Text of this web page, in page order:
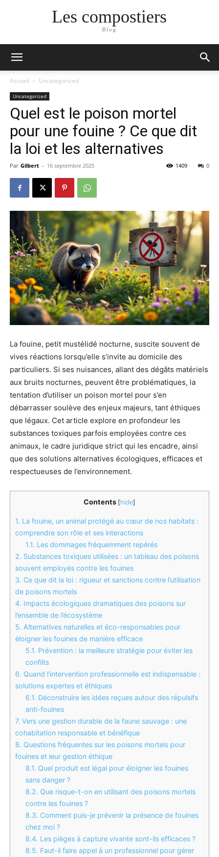
Les compostiers
Blog
Accueil Uncategorized
Uncategorized
Quel est le poison mortel
pour une fouine ? Ce que dit
la loi et les alternatives
Par Gilbert - 16 septembre 2025 0
1409
La fouine, petit mustélidé nocturne, suscite souvent de
vives réactions lorsqu’elle s’invite au domicile des
particuliers. Si ses nuisances, allant des dégâts matériels
aux bruits nocturnes, peuvent être problématiques, la
tentation d’utiliser un poison mortel pour s’en
débarrasser soulève des enjeux majeurs, tant éthiques
que légaux. Cet article explore en profondeur les
substances toxiques parfois employées contre ces
animaux, le cadre juridique strict qui les encadre, ainsi
que des solutions alternatives écologiques, efficaces et
respectueuses de l’environnement.
Contents [hide]
1. La fouine, un animal protégé au cœur de nos habitats :
comprendre son rôle et ses interactions
1.1. Les dommages fréquemment repérés
2. Substances toxiques utilisées : un tableau des poisons
souvent employés contre les fouines
3. Ce que dit la loi : rigueur et sanctions contre l’utilisation
de poisons mortels
4. Impacts écologiques dramatiques des poisons sur
l’ensemble de l’écosystème
5. Alternatives naturelles et éco-responsables pour
éloigner les fouines de manière efficace
5.1. Prévention : la meilleure stratégie pour éviter les
conflits
6. Quand l’intervention professionnelle est indispensable :
solutions expertes et éthiques
6.1. Déconstruire les idées reçues autour des répulsifs
anti-fouines
7. Vers une gestion durable de la faune sauvage : une
cohabitation responsable et bénéfique
8. Questions fréquentes sur les poisons mortels pour
fouines et leur gestion éthique
8.1. Quel produit est légal pour éloigner les fouines
sans danger ?
8.2. Que risque-t-on en utilisant des poisons mortels
contre les fouines ?
8.3. Comment puis-je prévenir la présence de fouines
chez moi ?
8.4. Les pièges à capture vivante sont-ils efficaces ?
8.5. Faut-il faire appel à un professionnel pour gérer